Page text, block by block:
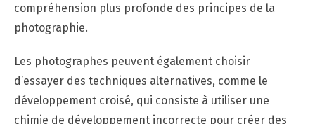
compréhension plus profonde des principes de la
photographie.
Les photographes peuvent également choisir
d’essayer des techniques alternatives, comme le
développement croisé, qui consiste à utiliser une
chimie de développement incorrecte pour créer des